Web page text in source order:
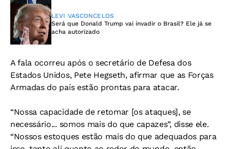
LEVI VASCONCELOS
Será que Donald Trump vai invadir o Brasil? Ele já se
acha autorizado
A fala ocorreu após o secretário de Defesa dos
Estados Unidos, Pete Hegseth, afirmar que as Forças
Armadas do país estão prontas para atacar.
“Nossa capacidade de retomar [os ataques], se
necessário... somos mais do que capazes”, disse ele.
“Nossos estoques estão mais do que adequados para